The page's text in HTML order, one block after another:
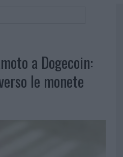
a Dogecoin:
le monete